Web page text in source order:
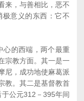
来，与善相比，恶不
意义的东西：它不
的西端，两个最重
宗教方面。其一是一
尼，成功地使麻葛派
教。其二是基督教首
公元312－395年间